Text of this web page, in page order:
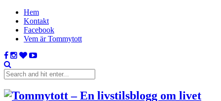
Hem
Kontakt
Facebook
Vem är Tommytott